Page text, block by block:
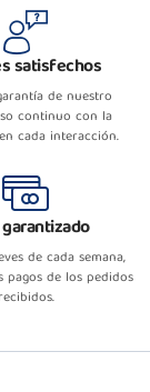
satisfechos
de nuestro
continuo con la
cada interacción.
de cada semana,
pagos de los pedidos
recibidos.